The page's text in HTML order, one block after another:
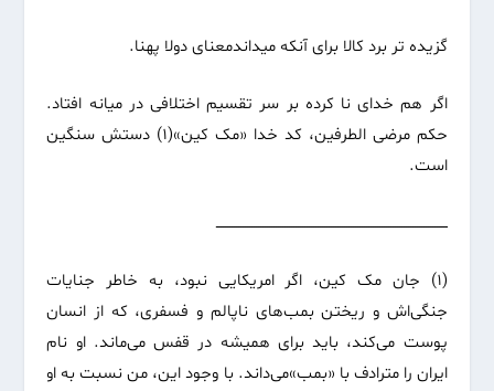
گزیده تر برد کالا برای آنکه میداندمعنای دولا پهنا.
اگر هم خدای نا کرده بر سر تقسیم اختلافی در میانه افتاد.
حکم مرضی الطرفین، کد خدا «مک کین»(۱) دستش سنگین
است.
ـــــــــــــــــــــــــــــــــــــــــــــــــــــــــــــــــــــــــــــــــــــــــــــــــــــــــ
(۱) جان مک کین، اگر امریکایی نبود، به خاطر جنایات
جنگی‌اش و ریختن بمب‌های ناپالم و فسفری، که از انسان
پوست می‌کند، باید برای همیشه در قفس می‌ماند. او نام
ایران را مترادف با «بمب»می‌داند. با وجود این، من نسبت به او